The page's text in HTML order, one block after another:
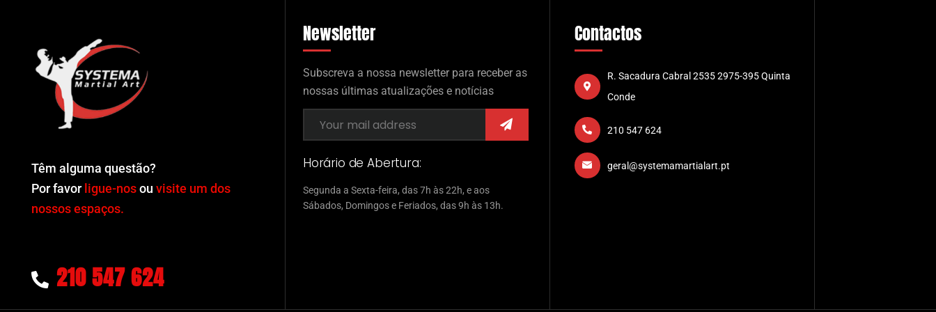
Têm alguma questão?
Por favor ligue-nosou visite um dos
nossos espaços.
210 547 624
Newsletter
Subscreva a nossa newsletter para receber as
nossas últimas atualizações e notícias
Horário de Abertura:
Segunda a Sexta-feira, das 7h às 22h, e aos
Sábados, Domingos e Feriados, das 9h às 13h.
Contactos
R. Sacadura Cabral 2535 2975-395 Quinta
Conde
210 547 624
geral@systemamartialart.pt